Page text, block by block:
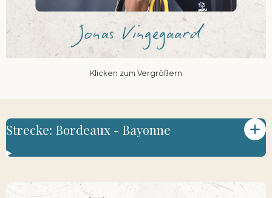
Klicken zum Vergrößern
Strecke: Bordeaux - Bayonne